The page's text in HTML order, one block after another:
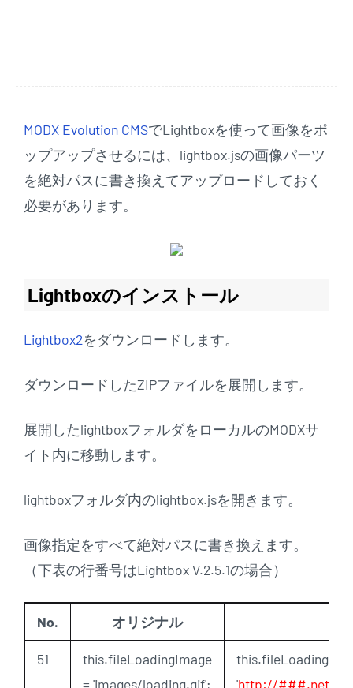
MODX Evolution CMSでLightboxを使って画像をポ
ップアップさせるには、lightbox.jsの画像パーツ
を絶対パスに書き換えてアップロードしておく
必要があります。
Lightboxのインストール
Lightbox2をダウンロードします。
ダウンロードしたZIPファイルを展開します。
展開したlightboxフォルダをローカルのMODXサ
イト内に移動します。
lightboxフォルダ内のlightbox.jsを開きます。
画像指定をすべて絶対パスに書き換えます。
（下表の行番号はLightbox V.2.5.1の場合）
No. オリジナル
51
this.fileLoadingImage
= 'images/loading.gif';
'http://###.net/